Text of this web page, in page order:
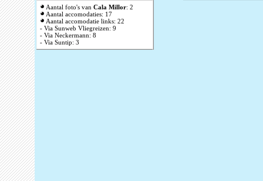
Aantal foto's van Cala Millor: 2
Aantal accomodaties: 17
Aantal accomodatie links: 22
- Via Sunweb Vliegreizen: 9
- Via Neckermann: 8
- Via Suntip: 3